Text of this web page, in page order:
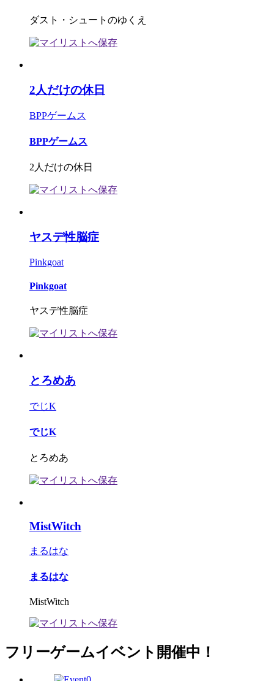
ダスト・シュートのゆくえ
2人だけの休日
BPPゲームス
BPPゲームス
2人だけの休日
ヤスデ性脳症
Pinkgoat
Pinkgoat
ヤスデ性脳症
とろめあ
でじK
でじK
とろめあ
MistWitch
まるはな
まるはな
MistWitch
フリーゲームイベント開催中！